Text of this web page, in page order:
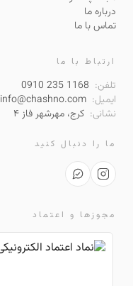
درباره ما
تماس با ما
ارتباط با ما
تلفن: 0910 235 1168
ایمیل: info@chashno.com
نشانی: کرج، مهرشهر فاز ۴
ما را دنبال کنید
مجوزها و اعتماد